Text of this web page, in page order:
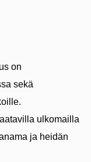
on
sekä
ulkomailla
ja heidän